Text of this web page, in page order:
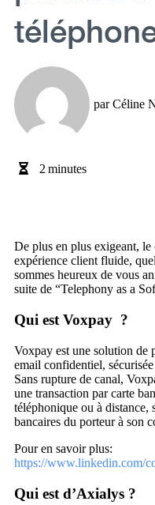
parCéline
2minutes
De plus en plus exigeant,
expérience client fluide,
sommes heureux de vous
suite de “Telephony as a
Qui est Voxpay ?
Voxpay est une solution de
email confidentiel,
Sans rupture de canal,
une transaction par carte
téléphonique ou à distance,
bancaires du porteur à son
Pour en savoir plus:
https://www.linkedin.com/
Qui est d’Axialys ?